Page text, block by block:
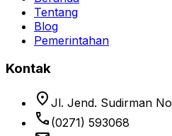
Portal Resmi Kabupaten
Navigasi
Beranda
Tentang
Blog
Pemerintahan